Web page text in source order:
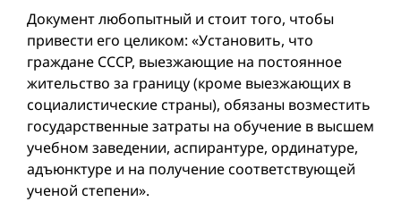
Документ любопытный и стоит того, чтобы
привести его целиком: «Установить, что
граждане СССР, выезжающие на постоянное
жительство за границу (кроме выезжающих в
социалистические страны), обязаны возместить
государственные затраты на обучение в высшем
учебном заведении, аспирантуре, ординатуре,
адъюнктуре и на получение соответствующей
ученой степени».